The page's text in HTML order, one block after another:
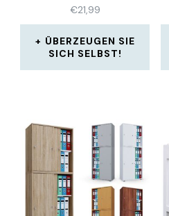
€21,99
ÜBERZEUGEN SIE
SICH SELBST!